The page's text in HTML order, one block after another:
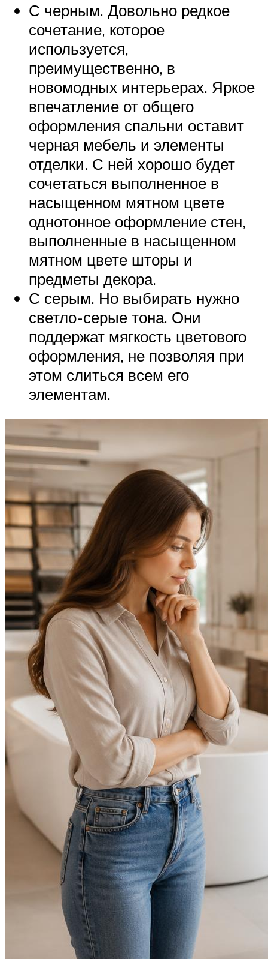
С черным. Довольно редкое
сочетание, которое
используется,
преимущественно, в
новомодных интерьерах. Яркое
впечатление от общего
оформления спальни оставит
черная мебель и элементы
отделки. С ней хорошо будет
сочетаться выполненное в
насыщенном мятном цвете
однотонное оформление стен,
выполненные в насыщенном
мятном цвете шторы и
предметы декора.
С серым. Но выбирать нужно
светло-серые тона. Они
поддержат мягкость цветового
оформления, не позволяя при
этом слиться всем его
элементам.